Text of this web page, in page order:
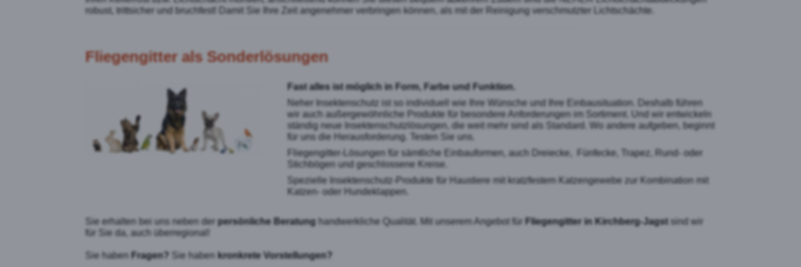
robust, trittsicher und bruchfest! Damit Sie Ihre Zeit angenehmer verbringen können, als mit der Reinigung verschmutzter Lichtschächte.
Fliegengitter als Sonderlösungen
Fast alles ist möglich in Form, Farbe und Funktion.
Neher Insektenschutz ist so individuell wie Ihre Wünsche und Ihre Einbausituation. Deshalb führen
wir auch außergewöhnliche Produkte für besondere Anforderungen im Sortiment. Und wir entwickeln
ständig neue Insektenschutzlösungen, die weit mehr sind als Standard. Wo andere aufgeben, beginnt
für uns die Herausforderung. Testen Sie uns.
Fliegengitter-Lösungen für sämtliche Einbauformen, auch Dreiecke, Fünfecke, Trapez, Rund- oder
Stichbögen und geschlossene Kreise.
Spezielle Insektenschutz-Produkte für Haustiere mit kratzfestem Katzengewebe zur Kombination mit
Katzen- oder Hundeklappen.
Sie erhalten bei uns neben der persönliche Beratung handwerkliche Qualität. Mit unserem Angebot für Fliegengitter in Kirchberg-Jagst sind wir
für Sie da, auch überregional!
Sie haben Fragen? Sie haben kronkrete Vorstellungen?